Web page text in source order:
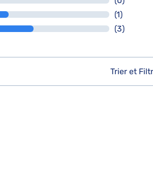
(1)
(3)
Trier et